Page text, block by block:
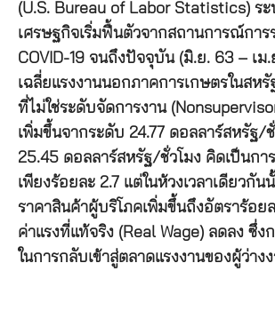
(U.S. Bureau of Labor Statistics) ร
เศรษฐกิจเริ่มฟื้นตัวจากสถานการณ์การ
COVID-19 จนถึงปัจจุบัน (มิ.ย. 63 – เม
เฉลี่ยแรงงานนอกภาคการเกษตรในสห
ที่ไม่ใช่ระดับจัดการงาน
เพิ่มขึ้นจากระดับ 24.77 ดอลลาร์สหรัฐ/
25.45 ดอลลาร์สหรัฐ/ชั่วโมง คิดเป็นกา
เพียงร้อยละ 2.7 แต่ในห้วงเวลาเดียวกั
ราคาสินค้าผู้บริโภคเพิ่มขึ้นถึงอัตราร้อย
ค่าแรงที่แท้จริง (Real Wage) ลดลง ซึ่ง
ในการกลับเข้าสู่ตลาดแรงงานของผู้ว่าง